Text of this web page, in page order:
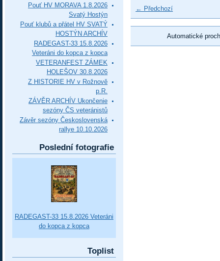
← Předchozí
Automatické
Pouť HV MORAVA 1.8.2026
Svatý Hostýn
Pouť klubů a přátel HV SVATÝ
HOSTÝN ARCHÍV
RADEGAST-33 15.8.2026
Veteráni do kopca z kopca
VETERANFEST ZÁMEK
HOLEŠOV 30.8.2026
Z HISTORIE HV v Rožnově
p.R.
ZÁVĚR ARCHÍV Ukončenie
sezóny ČS veteránistů
Závěr sezóny Československá
rallye 10.10.2026
Poslední fotografie
RADEGAST-33 15.8.2026 Veteráni
do kopca z kopca
Toplist